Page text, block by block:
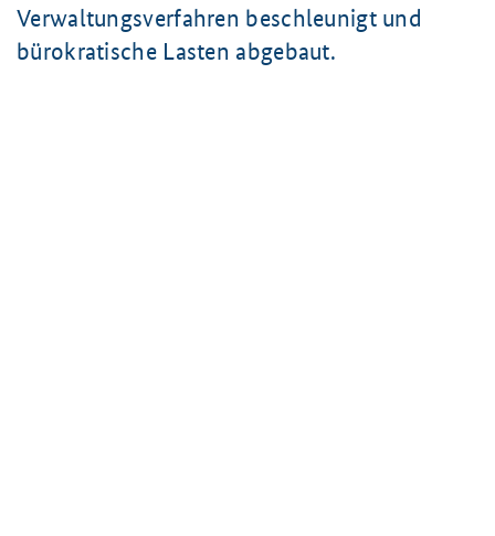
Verwaltungsverfahren beschleunigt und
bürokratische Lasten abgebaut.